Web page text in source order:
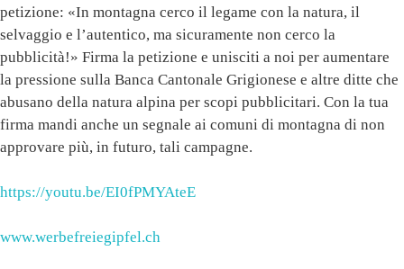
petizione: «In montagna cerco il legame con la natura, il
selvaggio e l’autentico, ma sicuramente non cerco la
pubblicità!» Firma la petizione e unisciti a noi per aumentare
la pressione sulla Banca Cantonale Grigionese e altre ditte che
abusano della natura alpina per scopi pubblicitari. Con la tua
firma mandi anche un segnale ai comuni di montagna di non
approvare più, in futuro, tali campagne.
https://youtu.be/EI0fPMYAteE
www.werbefreiegipfel.ch